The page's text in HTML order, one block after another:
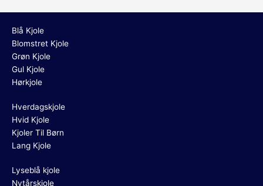
Blå Kjole
Blomstret Kjole
Grøn Kjole
Gul Kjole
Hørkjole
Hverdagskjole
Hvid Kjole
Kjoler Til Børn
Lang Kjole
Lyseblå kjole
Nytårskjole